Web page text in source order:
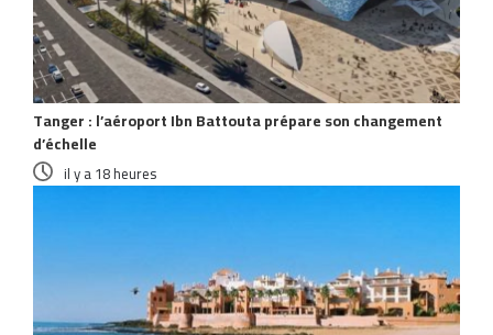
Tanger : l’aéroport Ibn Battouta prépare son changement
d’échelle
il y a 18 heures